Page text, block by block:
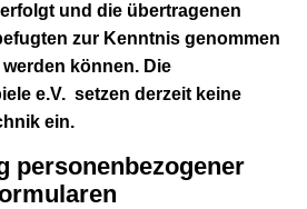
und die übertragenen
zur Kenntnis genommen
können. Die
e.V. setzen derzeit keine
ein.
personenbezogener